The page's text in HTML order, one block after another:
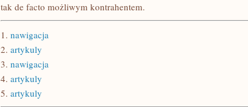
tak de facto możliwym kontrahentem.
1. nawigacja
2. artykuly
3. nawigacja
4. artykuly
5. artykuly